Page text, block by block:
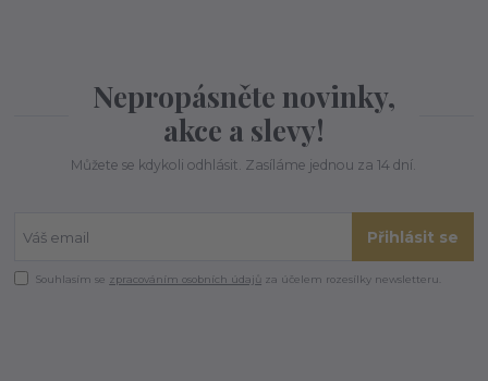
Nepropásněte novinky,
akce a slevy!
Můžete se kdykoli odhlásit. Zasíláme jednou za 14 dní.
Přihlásit se
Souhlasím se zpracováním osobních údajů za účelem rozesílky newsletteru.